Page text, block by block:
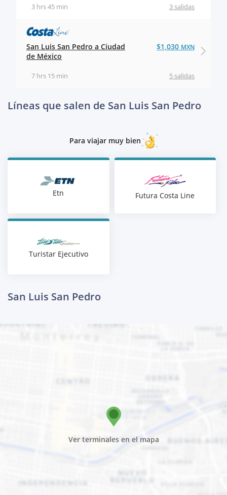
3 salidas
3 hrs 45 min
San Luis San Pedro a Ciudad
de México
5 salidas
7 hrs 15 min
$1,030 MXN
Líneas que salen de San Luis San Pedro
Para viajar muy bien
Etn Futura Costa Line
Turistar Ejecutivo
San Luis San Pedro
Ver terminales en el mapa